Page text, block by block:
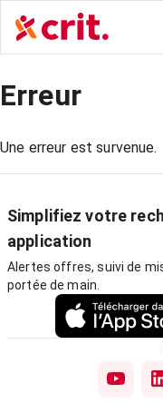
Erreur
Une erreur est survenue.
Simplifiez votre
application
Alertes offres, suivi de
portée de main.